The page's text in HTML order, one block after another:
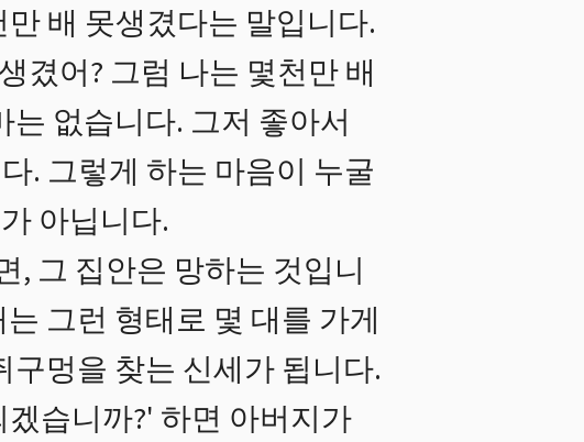
배 못생겼다는 말입니다.
겼어? 그럼 나는 몇천만 배
없습니다. 그저 좋아서
. 그렇게 하는 마음이 누굴
아닙니다.
, 그 집안은 망하는 것입니
그런 형태로 몇 대를 가게
멍을 찾는 신세가 됩니다.
습니까?' 하면 아버지가